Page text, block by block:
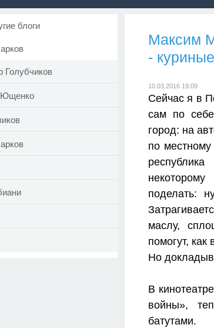
блоги
Голубчиков
Ющенко
Максим
-
10.03.2016 19:09
Сейчас я в
сам по
город: на
по
поделать:
маслу,
помогут,
Но
В
войны»,
батутами.